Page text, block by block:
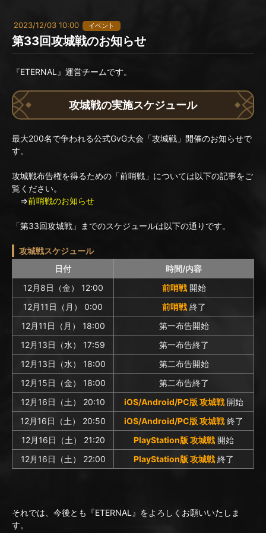
2023/12/03 10:00 イベント
第33回攻城戦のお知らせ
『ETERNAL』運営チームです。
攻城戦の実施スケジュール
最大200名で争われる公式GvG大会「攻城戦」開催のお知らせで
す。
攻城戦布告権を得るための「前哨戦」については以下の記事をご
覧ください。
⇒前哨戦のお知らせ
「第33回攻城戦」までのスケジュールは以下の通りです。
攻城戦スケジュール
日付
時間/内容
12月8日（金） 12:00
前哨戦開始
12月11日（月） 0:00
前哨戦終了
12月11日（月） 18:00
第一布告開始
12月13日（水） 17:59
第一布告終了
12月13日（水） 18:00
第二布告開始
12月15日（金） 18:00
第二布告終了
12月16日（土） 20:10
iOS/Android/PC版 攻城戦 開始
12月16日（土） 20:50
iOS/Android/PC版 攻城戦 終了
12月16日（土） 21:20
PlayStation版 攻城戦 開始
12月16日（土） 22:00
PlayStation版 攻城戦 終了
それでは、今後とも『ETERNAL』をよろしくお願いいたしま
す。